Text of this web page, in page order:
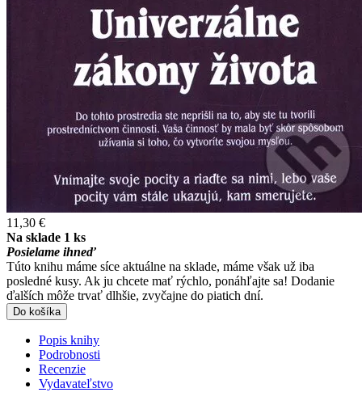
11,30 €
Na sklade 1 ks
Posielame ihneď
Túto knihu máme síce aktuálne na sklade, máme však už iba
posledné kusy. Ak ju chcete mať rýchlo, ponáhľajte sa! Dodanie
ďalších môže trvať dlhšie, zvyčajne do piatich dní.
Do košíka
Popis knihy
Podrobnosti
Recenzie
Vydavateľstvo